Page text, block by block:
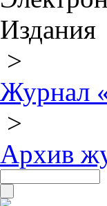
Издания
>
Журнал
>
Архив